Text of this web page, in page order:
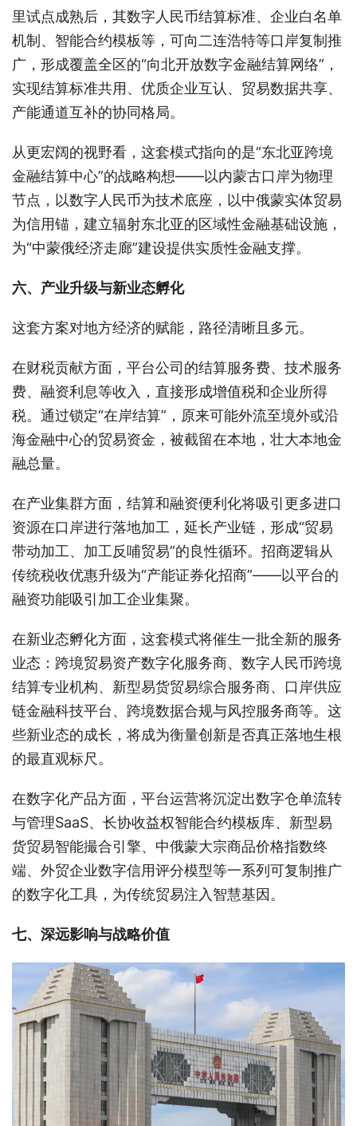
里试点成熟后，其数字人民币结算标准、企业白名单
机制、智能合约模板等，可向二连浩特等口岸复制推
广，形成覆盖全区的“向北开放数字金融结算网络”，
实现结算标准共用、优质企业互认、贸易数据共享、
产能通道互补的协同格局。
从更宏阔的视野看，这套模式指向的是“东北亚跨境
金融结算中心”的战略构想——以内蒙古口岸为物理
节点，以数字人民币为技术底座，以中俄蒙实体贸易
为信用锚，建立辐射东北亚的区域性金融基础设施，
为“中蒙俄经济走廊”建设提供实质性金融支撑。
六、产业升级与新业态孵化
这套方案对地方经济的赋能，路径清晰且多元。
在财税贡献方面，平台公司的结算服务费、技术服务
费、融资利息等收入，直接形成增值税和企业所得
税。通过锁定“在岸结算”，原来可能外流至境外或沿
海金融中心的贸易资金，被截留在本地，壮大本地金
融总量。
在产业集群方面，结算和融资便利化将吸引更多进口
资源在口岸进行落地加工，延长产业链，形成“贸易
带动加工、加工反哺贸易”的良性循环。招商逻辑从
传统税收优惠升级为“产能证券化招商”——以平台的
融资功能吸引加工企业集聚。
在新业态孵化方面，这套模式将催生一批全新的服务
业态：跨境贸易资产数字化服务商、数字人民币跨境
结算专业机构、新型易货贸易综合服务商、口岸供应
链金融科技平台、跨境数据合规与风控服务商等。这
些新业态的成长，将成为衡量创新是否真正落地生根
的最直观标尺。
在数字化产品方面，平台运营将沉淀出数字仓单流转
与管理SaaS、长协收益权智能合约模板库、新型易
货贸易智能撮合引擎、中俄蒙大宗商品价格指数终
端、外贸企业数字信用评分模型等一系列可复制推广
的数字化工具，为传统贸易注入智慧基因。
七、深远影响与战略价值